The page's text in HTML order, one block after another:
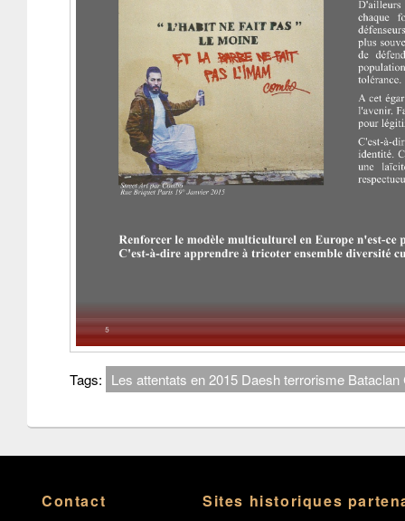
Tags: Les attentats en 2015 Daesh terrorisme Bataclan
Contact Sites historiques